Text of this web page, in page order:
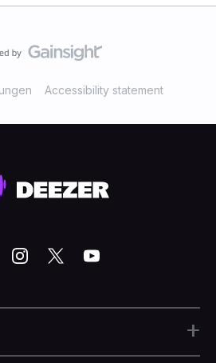
Accessibility statement
+